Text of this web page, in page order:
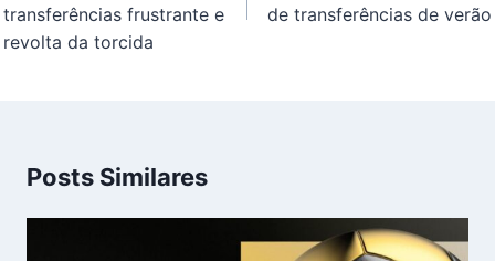
transferências frustrante e
revolta da torcida
de transferências de verão
Posts Similares